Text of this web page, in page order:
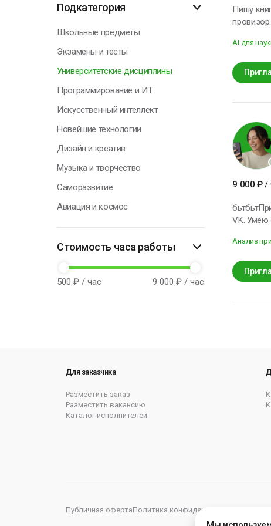
Подкатегория
Школьные предметы
Экзамены и тесты
Университетские дисциплины
Программирование и ИТ
Искусственный интеллект
Новейшие технологии
Дизайн и креатив
Музыка и творчество
Саморазвитие
Авиация и космос
Стоимость часа работы
500 ₽ / час 9 000 ₽ / час
Пишу
AI для
9 000 ₽ /
бьтбьтПривет, меня зовут
VK. Умею
время с
Анализ
Для заказчика
Разместить заказ
Разместить вакансию
Каталог исполнителей
Публичная офертаПолитика конфиденциальности